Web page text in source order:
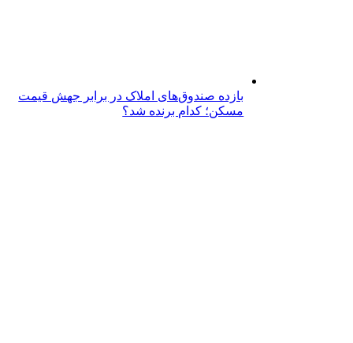
بازده صندوق‌های املاک در برابر جهش قیمت
مسکن؛ کدام برنده شد؟